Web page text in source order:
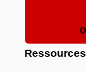
Ressources